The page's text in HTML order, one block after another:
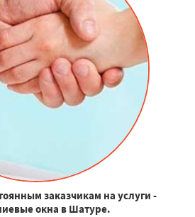
заказчикам на услуги -
окна в Шатуре.